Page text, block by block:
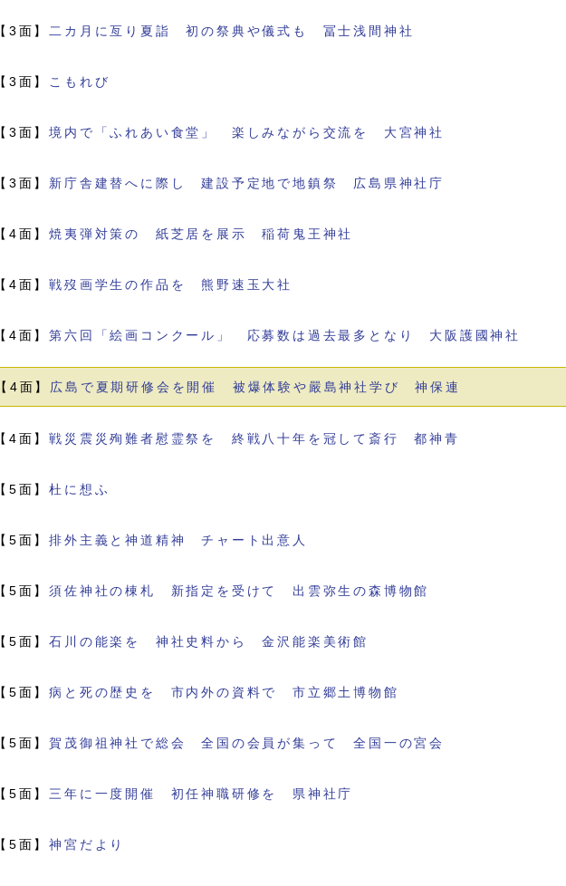
【3面】 二カ月に亙り夏詣 初の祭典や儀式も 冨士浅間神社
【3面】 こもれび
【3面】境内で「ふれあい食堂」 楽しみながら交流を 大宮神社
【3面】 新庁舎建替へに際し 建設予定地で地鎮祭 広島県神社庁
【4面】焼夷弾対策の 紙芝居を展示 稲荷鬼王神社
【4面】戦歿画学生の作品を 熊野速玉大社
【4面】第六回「絵画コンクール」 応募数は過去最多となり 大阪護國神社
【4面】 広島で夏期研修会を開催 被爆体験や嚴島神社学び 神保連
【4面】戦災震災殉難者慰霊祭を 終戦八十年を冠して斎行 都神青
【5面】杜に想ふ
【5面】排外主義と神道精神 チャート出意人
【5面】須佐神社の棟札 新指定を受けて 出雲弥生の森博物館
【5面】石川の能楽を 神社史料から 金沢能楽美術館
【5面】病と死の歴史を 市内外の資料で 市立郷土博物館
【5面】賀茂御祖神社で総会 全国の会員が集って 全国一の宮会
【5面】 三年に一度開催 初任神職研修を 県神社庁
【5面】神宮だより